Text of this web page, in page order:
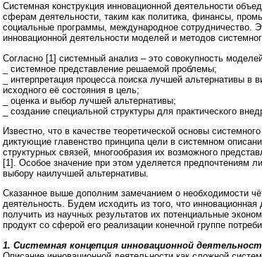
Системная конструкция инновационной деятельности
сферам деятельности, таким как политика, финансы,
социальные программы, международное сотрудничество.
инновационной деятельности моделей и методов
Согласно [1] системный анализ – это совокупность
_ системное представление решаемой проблемы;
_ интерпретация процесса поиска лучшей альтернативы
исходного её состояния в цель;
_ оценка и выбор лучшей альтернативы;
_ создание специальной структуры для практического
Известно, что в качестве теоретической основы
диктующие главенство принципа цели в системном
структурных связей, многообразия их возможного
[1]. Особое значение при этом уделяется предпочтениям
выбору наилучшей альтернативы.
Сказанное выше дополним замечанием о необходимости
деятельность. Будем исходить из того, что
получить из научных результатов их потенциальные
продукт со сферой его реализации конечной группе
1. Системная концепция инновационной